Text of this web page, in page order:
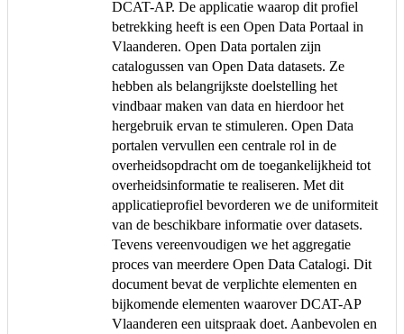
DCAT-AP. De applicatie waarop dit profiel
betrekking heeft is een Open Data Portaal in
Vlaanderen. Open Data portalen zijn
catalogussen van Open Data datasets. Ze
hebben als belangrijkste doelstelling het
vindbaar maken van data en hierdoor het
hergebruik ervan te stimuleren. Open Data
portalen vervullen een centrale rol in de
overheidsopdracht om de toegankelijkheid tot
overheidsinformatie te realiseren. Met dit
applicatieprofiel bevorderen we de uniformiteit
van de beschikbare informatie over datasets.
Tevens vereenvoudigen we het aggregatie
proces van meerdere Open Data Catalogi. Dit
document bevat de verplichte elementen en
bijkomende elementen waarover DCAT-AP
Vlaanderen een uitspraak doet. Aanbevolen en